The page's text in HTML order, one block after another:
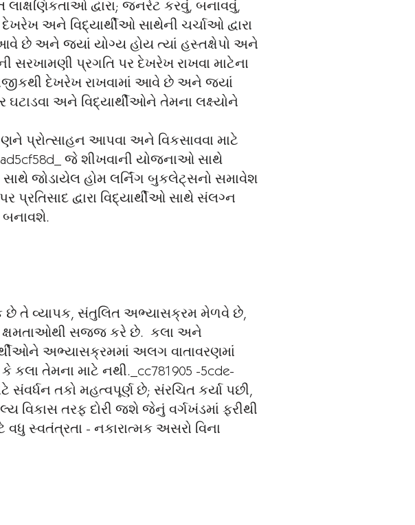
લાક્ષણિકતાઓ દ્વારા; જનરેટ કરવું, બનાવવું,
અને વિદ્યાર્થીઓ સાથેની ચર્ચાઓ દ્વારા
છે અને જ્યાં યોગ્ય હોય ત્યાં હસ્તક્ષેપો અને
સરખામણી પ્રગતિ પર દેખરેખ રાખવા માટેના
નજીકથી દેખરેખ રાખવામાં આવે છે અને જ્યાં
અને વિદ્યાર્થીઓને તેમના લક્ષ્યોને
પ્રોત્સાહન આપવા અને વિકસાવવા માટે
જે શીખવાની યોજનાઓ સાથે
જોડાયેલ હોમ લર્નિંગ બુકલેટ્સનો સમાવેશ
દ્વારા વિદ્યાર્થીઓ સાથે સંલગ્ન
બનાવશે.
છે તે વ્યાપક, સંતુલિત અભ્યાસક્રમ મેળવે છે,
ક્ષમતાઓથી સજ્જ કરે છે. કલા અને
અભ્યાસક્રમમાં અલગ વાતાવરણમાં
તેમના માટે નથી._cc781905 -5cde-
સંવર્ધન તકો મહત્વપૂર્ણ છે; સંરચિત કર્યા પછી,
વિકાસ તરફ દોરી જશે જેનું વર્ગખંડમાં ફરીથી
સ્વતંત્રતા - નકારાત્મક અસરો વિના